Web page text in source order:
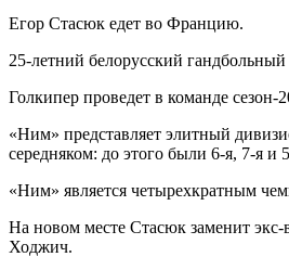
Егор Стасюк едет во Францию.
25-летний белорусский
Голкипер проведет в команде сезон-
«Ним» представляет элитный
середняком: до этого были 6-я, 7-я
«Ним» является четырехкратным
На новом месте Стасюк заменит
Ходжич.